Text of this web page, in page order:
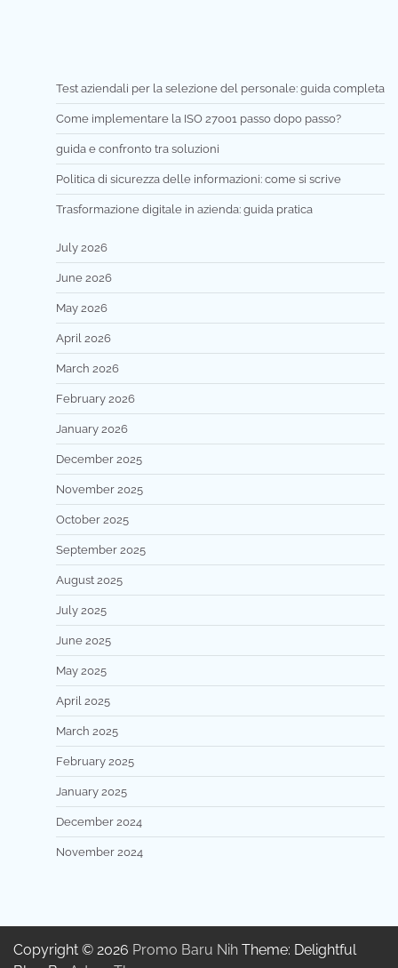
Test aziendali per la selezione del personale: guida completa
Come implementare la ISO 27001 passo dopo passo?
guida e confronto tra soluzioni
Politica di sicurezza delle informazioni: come si scrive
Trasformazione digitale in azienda: guida pratica
July 2026
June 2026
May 2026
April 2026
March 2026
February 2026
January 2026
December 2025
November 2025
October 2025
September 2025
August 2025
July 2025
June 2025
May 2025
April 2025
March 2025
February 2025
January 2025
December 2024
November 2024
Copyright © 2026 Promo Baru Nih Theme: Delightful